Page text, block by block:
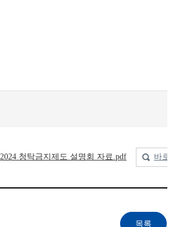
2024 청탁금지제도 설명회 자료.pdf 바